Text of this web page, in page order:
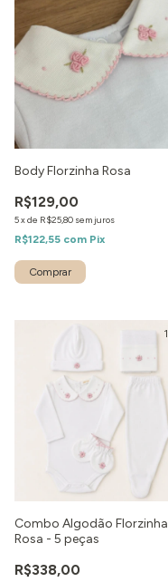
Body Florzinha Rosa
R$129,00
5xde R$25,80 sem juros
R$122,55 com Pix
1
Combo Algodão Florzinha
Rosa - 5 peças
R$338,00